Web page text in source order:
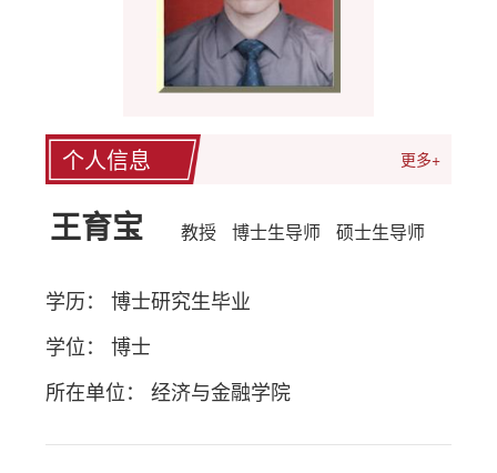
个人信息 更多+
王育宝 教授 博士生导师 硕士生导师
学历： 博士研究生毕业
学位： 博士
所在单位： 经济与金融学院